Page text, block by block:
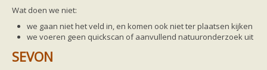
Knelpunten in vleermuisbescherming
Vleermuis advies en onderzoekbureaus
Doe mee
Meedoen
Wat doen we niet:
we gaan niet het veld in, en komen ook niet ter plaatsen kijken
we voeren geen quickscan of aanvullend natuuronderzoek uit
SEVON